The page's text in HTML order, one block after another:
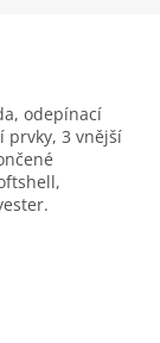
odepínací
prvky, 3 vnější